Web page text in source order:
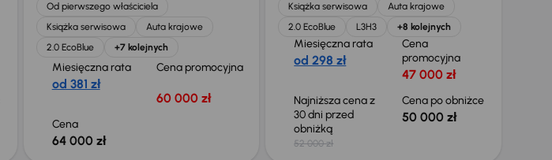
Od pierwszego właściciela
Książka serwisowa
Auta krajowe
2.0 EcoBlue
+7 kolejnych
Miesięczna rata
od 381 zł
Cena promocyjna
60 000 zł
Cena
64 000 zł
Książka serwisowa
Auta krajowe
2.0 EcoBlue
L3H3 +8 kolejnych
Miesięczna rata
od 298 zł
Cena
promocyjna
47 000 zł
Najniższa cena z
30 dni przed
obniżką
52 000 zł
Cena po obniżce
50 000 zł
Taniej o 1 000 zł